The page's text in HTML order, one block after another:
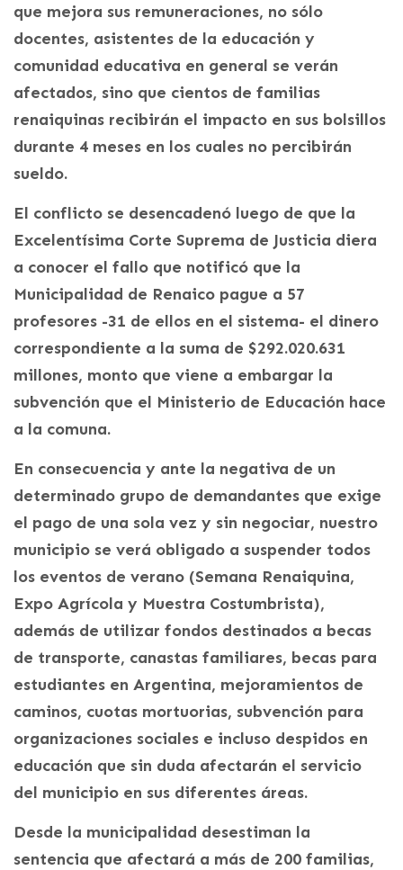
que mejora sus remuneraciones, no sólo
docentes, asistentes de la educación y
comunidad educativa en general se verán
afectados, sino que cientos de familias
renaiquinas recibirán el impacto en sus bolsillos
durante 4 meses en los cuales no percibirán
sueldo.
El conflicto se desencadenó luego de que la
Excelentísima Corte Suprema de Justicia diera
a conocer el fallo que notificó que la
Municipalidad de Renaico pague a 57
profesores -31 de ellos en el sistema- el dinero
correspondiente a la suma de $292.020.631
millones, monto que viene a embargar la
subvención que el Ministerio de Educación hace
a la comuna.
En consecuencia y ante la negativa de un
determinado grupo de demandantes que exige
el pago de una sola vez y sin negociar, nuestro
municipio se verá obligado a suspender todos
los eventos de verano (Semana Renaiquina,
Expo Agrícola y Muestra Costumbrista),
además de utilizar fondos destinados a becas
de transporte, canastas familiares, becas para
estudiantes en Argentina, mejoramientos de
caminos, cuotas mortuorias, subvención para
organizaciones sociales e incluso despidos en
educación que sin duda afectarán el servicio
del municipio en sus diferentes áreas.
Desde la municipalidad desestiman la
sentencia que afectará a más de 200 familias,